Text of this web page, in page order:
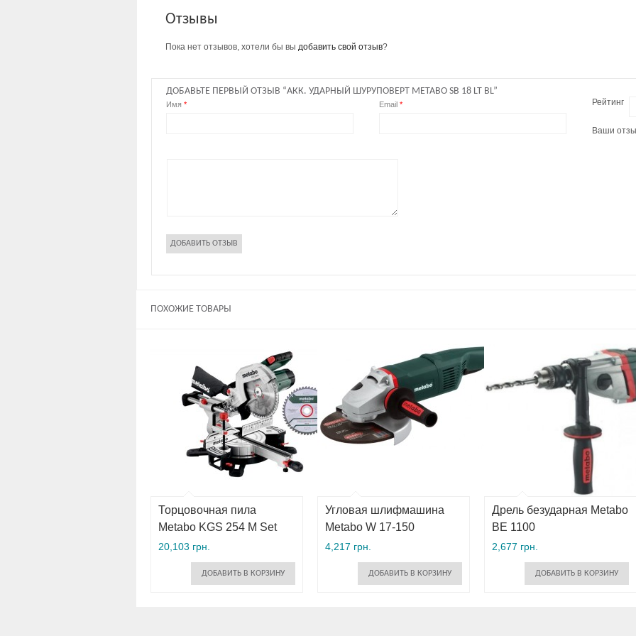
Отзывы
Пока нет отзывов, хотели бы вы добавить свой отзыв?
ДОБАВЬТЕ ПЕРВЫЙ ОТЗЫВ “АКК. УДАРНЫЙ ШУРУПОВЕРТ METABO SB 18 LT BL”
Имя * Email * Рейтинг
Ваши
ПОХОЖИЕ ТОВАРЫ
Торцовочная пила
Metabo KGS 254 M Set
20,103 грн.
ДОБАВИТЬ В КОРЗИНУ
Угловая шлифмашина
Metabo W 17-150
4,217 грн.
ДОБАВИТЬ В КОРЗИНУ
Дрель безударная Metabo
BE 1100
2,677 грн.
ДОБАВИТЬ В КОРЗИНУ